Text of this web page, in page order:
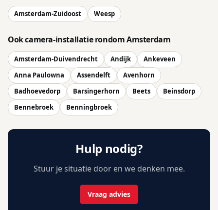
Amsterdam-Zuidoost Weesp
Ook camera-installatie rondom Amsterdam
Amsterdam-Duivendrecht Andijk
Ankeveen
Anna Paulowna
Assendelft
Avenhorn
Badhoevedorp
Barsingerhorn Beets
Beinsdorp
Bennebroek
Benningbroek
Hulp nodig?
Stuur je situatie door en we denken mee.
Vraag advies